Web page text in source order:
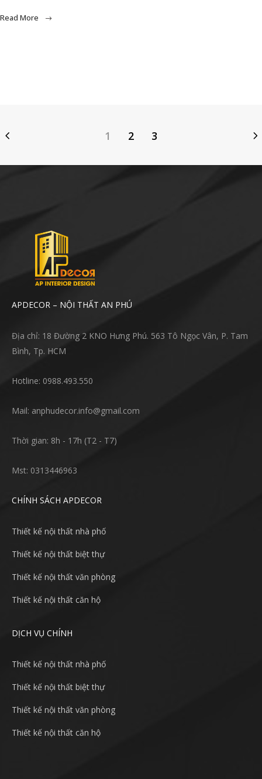
Read More
1 2 3
APDECOR – NỘI THẤT AN PHÚ
Địa chỉ: 18 Đường 2 KNO Hưng Phú. 563 Tô Ngọc Vân, P. Tam
Bình, Tp. HCM
Hotline: 0988.493.550
Mail: anphudecor.info@gmail.com
Thời gian: 8h - 17h (T2 - T7)
Mst: 0313446963
CHÍNH SÁCH APDECOR
Thiết kế nội thất nhà phố
Thiết kế nội thất biệt thự
Thiết kế nội thất văn phòng
Thiết kế nội thất căn hộ
DỊCH VỤ CHÍNH
Thiết kế nội thất nhà phố
Thiết kế nội thất biệt thự
Thiết kế nội thất văn phòng
Thiết kế nội thất căn hộ